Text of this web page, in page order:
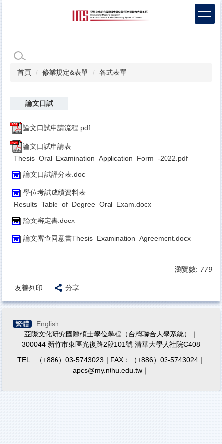
首頁 修業規定&表單 各式表單
論文口試
論文口試申請流程.pdf
論文口試申請表
_Thesis_Oral_Examination_Application_Form_-2022.pdf
論文口試評分表.doc
學位考試成績資料表
_Results_Table_of_Degree_Oral_Exam.docx
論文審定書.docx
論文審查同意書Thesis_Examination_Agreement.docx
瀏覽數: 779
友善列印 分享
繁體
English
亞際文化研究國際碩士學位學程（台灣聯合大學系統）｜
300044 新竹市東區光復路2段101號 清華大學人社院C408
TEL : （+886）03-5743023｜FAX：（+886）03-5743024｜
apcs@my.nthu.edu.tw｜